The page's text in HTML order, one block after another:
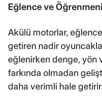
Eğlence ve
Akülü motorlar,
getiren nadir
eğlenirken denge, yön
farkında olmadan
daha verimli hale